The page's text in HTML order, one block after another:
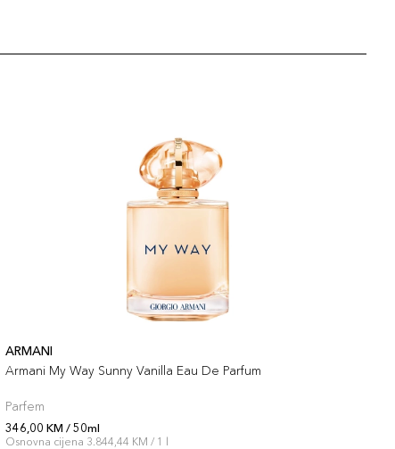
ARMANI
Armani My Way Sunny Vanilla Eau De Parfum
Parfem
346,00 KM / 50ml
Osnovna cijena 3.844,44 KM / 1 l